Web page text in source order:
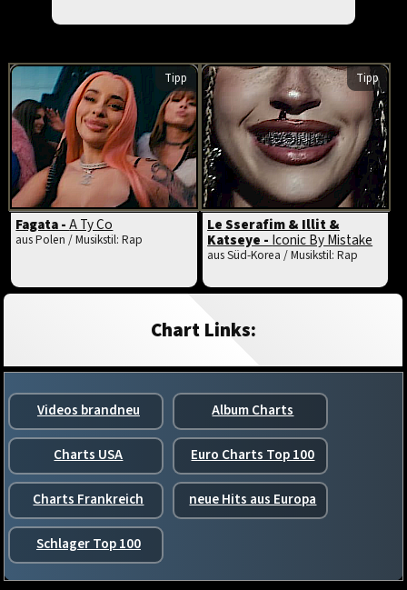
Tipp
Fagata -A Ty Co
aus Polen / Musikstil: Rap
Tipp
Le Sserafim & Illit &
Katseye -Iconic By Mistake
aus Süd-Korea / Musikstil: Rap
Chart Links:
Videos brandneu Album Charts
Charts USA Euro Charts Top 100
Charts Frankreich neue Hits aus Europa
Schlager Top 100